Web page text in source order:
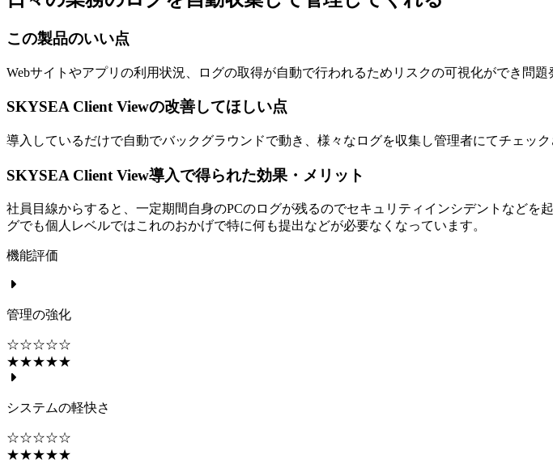
この製品のいい点
Webサイトやアプリの利用状況、ログの取得が自動で行われるためリスクの可視化ができ問
SKYSEA Client Viewの改善してほしい点
導入しているだけで自動でバックグラウンドで動き、様々なログを収集し管理者にてチェッ
SKYSEA Client View導入で得られた効果・メリット
社員目線からすると、一定期間自身のPCのログが残るのでセキュリティインシデントなど
グでも個人レベルではこれのおかげで特に何も提出などが必要なくなっています。
機能評価
管理の強化
☆☆☆☆☆
★★★★★
システムの軽快さ
☆☆☆☆☆
★★★★★